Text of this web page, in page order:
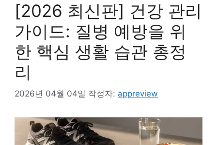
[2026 최신판] 건강 관리
가이드: 질병 예방을 위
한 핵심 생활 습관 총정
리
2026년 04월 04일 작성자: appreview